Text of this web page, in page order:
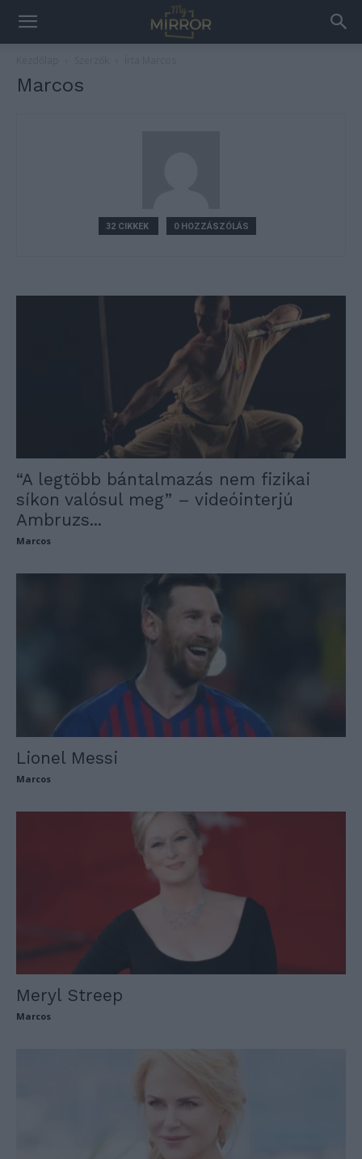
Marcos
32 CIKKEK 0 HOZZÁSZÓLÁS
“A legtöbb bántalmazás nem fizikai
síkon valósul meg” – videóinterjú
Ambruzs...
Marcos
Lionel Messi
Marcos
Meryl Streep
Marcos